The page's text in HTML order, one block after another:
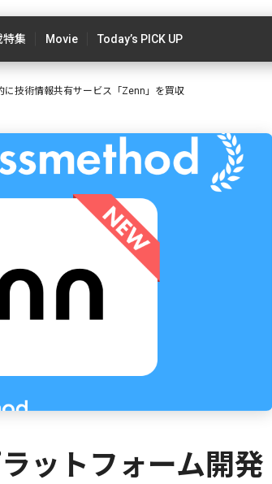
特集 Movie Today’s PICK UP
技術情報共有サービス「Zenn」を買収
ットフォーム開発